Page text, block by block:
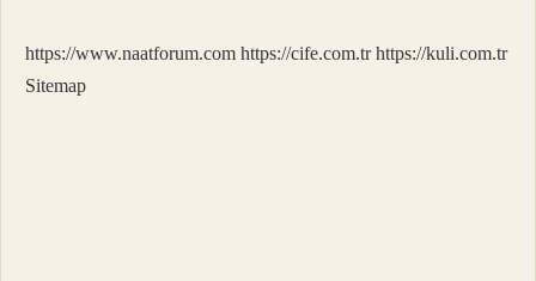
https://www.naatforum.com https://cife.com.tr https://kuli.com.tr
Sitemap